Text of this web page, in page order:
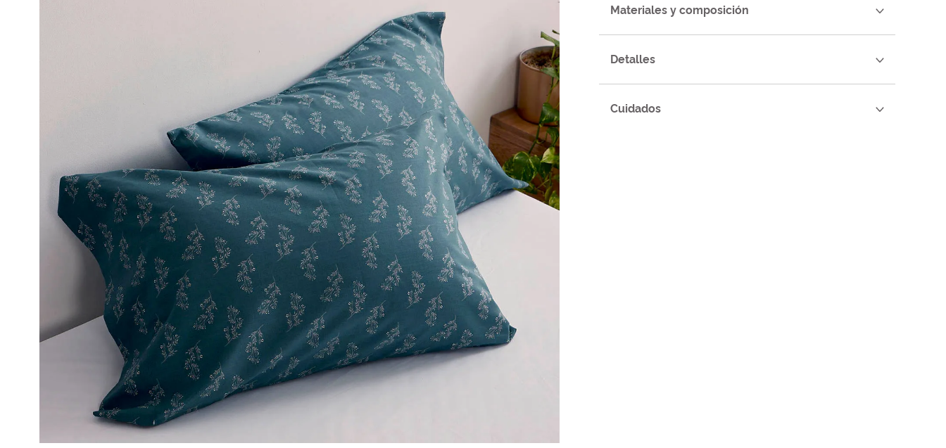
Materiales y composición
Detalles
Cuidados